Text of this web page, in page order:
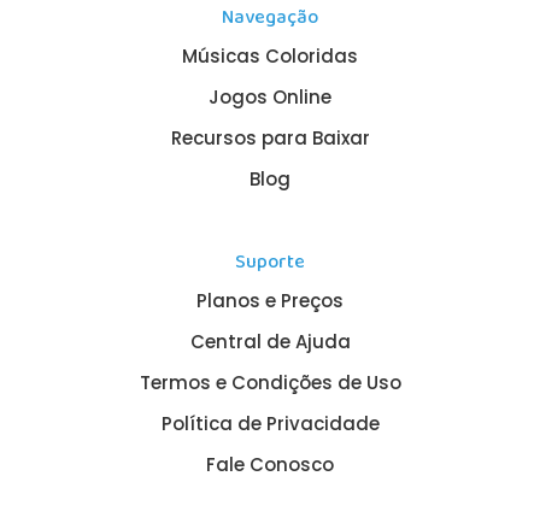
Navegação
Músicas Coloridas
Jogos Online
Recursos para Baixar
Blog
Suporte
Planos e Preços
Central de Ajuda
Termos e Condições de Uso
Política de Privacidade
Fale Conosco